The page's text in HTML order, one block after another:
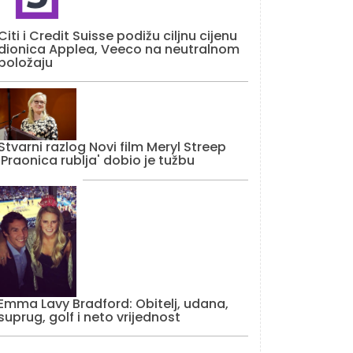
i Credit Suisse podižu ciljnu cijenu
Applea, Veeco na neutralnom
razlog Novi film Meryl Streep
rublja' dobio je tužbu
Lavy Bradford: Obitelj, udana,
golf i neto vrijednost